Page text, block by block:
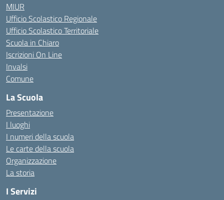
MIUR
Ufficio Scolastico Regionale
Ufficio Scolastico Territoriale
Scuola in Chiaro
Iscrizioni On Line
Invalsi
Comune
La Scuola
Presentazione
I luoghi
I numeri della scuola
Le carte della scuola
Organizzazione
La storia
I Servizi